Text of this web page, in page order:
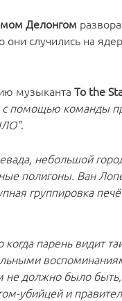
Делонгом
они случились на
музыканта To the
помощью команды
.
небольшой
полигоны. Ван
группировка
парень видит
должно было
убийцей и